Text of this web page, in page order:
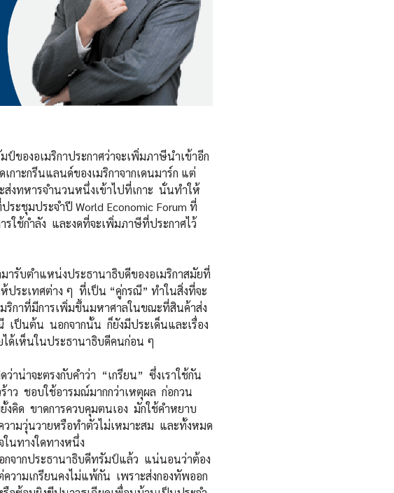
งอเมริกาประกาศว่าจะเพิ่มภาษีนำเข้าอีก
าะกรีนแลนด์ของเมริกาจากเดนมาร์ก แต่
ส่งทหารจำนวนหนึ่งเข้าไปที่เกาะ นั่นทำให้
ะชุมประจำปี World Economic Forum ที่
ใช้กำลัง และงดที่จะเพิ่มภาษีที่ประกาศไว้
บตำแหน่งประธานาธิบดีของอเมริกาสมัยที่
ระเทศต่าง ๆ ที่เป็น “คู่กรณี” ทำในสิ่งที่จะ
ริกาที่มีการเพิ่มขึ้นมหาศาลในขณะที่สินค้าส่ง
เป็นต้น นอกจากนั้น ก็ยังมีประเด็นและเรื่อง
ได้เห็นในประธานาธิบดีคนก่อน ๆ
จะตรงกับคำว่า “เกรียน” ซึ่งเราใช้กัน
าว ชอบใช้อารมณ์มากกว่าเหตุผล ก่อกวน
งคิด ขาดการควบคุมตนเอง มักใช้คำหยาบ
วามวุ่นวายหรือทำตัวไม่เหมาะสม และทั้งหมด
นทางใดทางหนึ่ง
กจากประธานาธิบดีทรัมป์แล้ว แน่นอนว่าต้อง
ามเกรียนคงไม่แพ้กัน เพราะส่งกองทัพออก